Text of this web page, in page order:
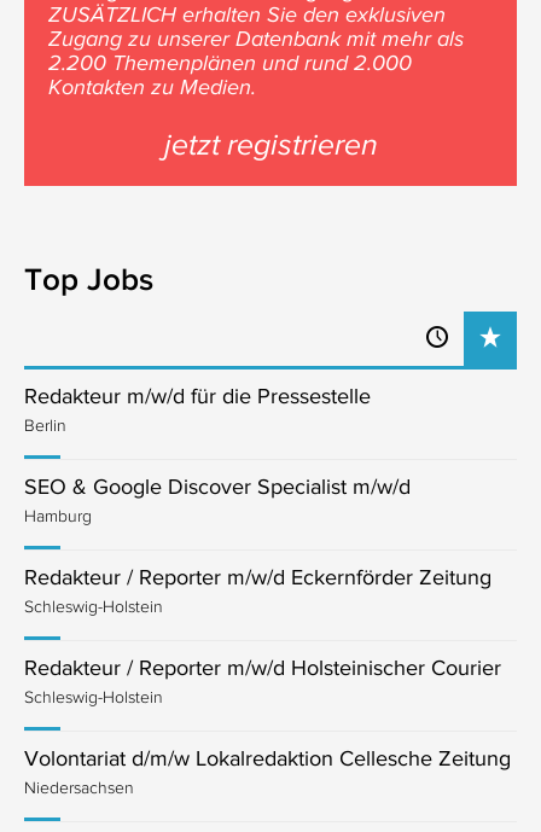
ZUSÄTZLICH erhalten Sie den exklusiven
Zugang zu unserer Datenbank mit mehr als
2.200 Themenplänen und rund 2.000
Kontakten zu Medien.
jetzt registrieren
Top Jobs
Redakteur m/w/d für die Pressestelle
Berlin
SEO & Google Discover Specialist m/w/d
Hamburg
Redakteur / Reporter m/w/d Eckernförder Zeitung
Schleswig-Holstein
Redakteur / Reporter m/w/d Holsteinischer Courier
Schleswig-Holstein
Volontariat d/m/w Lokalredaktion Cellesche Zeitung
Niedersachsen